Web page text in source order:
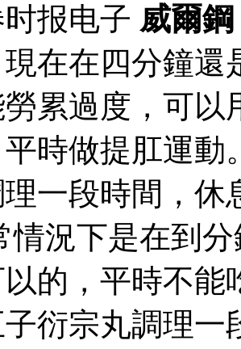
报电子 威爾鋼
在在四分鐘還
累過度，可以
時做提肛運動
一段時間，
情況下是在到
的，平時不能
衍宗丸調理一